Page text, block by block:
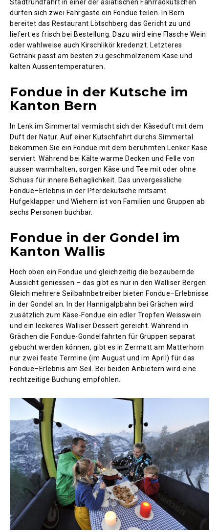
Stadtrundfahrt in einer der asiatischen Fahrradkutschen
dürfen sich zwei Fahrgäste ein Fondue teilen. In Bern
bereitet das Restaurant Lötschberg das Gericht zu und
liefert es frisch bei Bestellung. Dazu wird eine Flasche Wein
oder wahlweise auch Kirschlikör kredenzt. Letzteres
Getränk passt am besten zu geschmolzenem Käse und
kalten Aussentemperaturen.
Fondue in der Kutsche im
Kanton Bern
In Lenk im Simmertal vermischt sich der Käseduft mit dem
Duft der Natur. Auf einer Kutschfahrt durchs Simmertal
bekommen Sie ein Fondue mit dem berühmten Lenker Käse
serviert. Während bei Kälte warme Decken und Felle von
aussen warmhalten, sorgen Käse und Tee mit oder ohne
Schuss für innere Behaglichkeit. Das unvergessliche
Fondue–Erlebnis in der Pferdekutsche mitsamt
Hufgeklapper und Wiehern ist von Familien und Gruppen ab
sechs Personen buchbar.
Fondue in der Gondel im
Kanton Wallis
Hoch oben ein Fondue und gleichzeitig die bezaubernde
Aussicht geniessen – das gibt es nur in den Walliser Bergen.
Gleich mehrere Seilbahnbetreiber bieten Fondue–Erlebnisse
in der Gondel an. In der Hannigalpbahn bei Grächen wird
zusätzlich zum Käse-Fondue ein edler Tropfen Weisswein
und ein leckeres Walliser Dessert gereicht. Während in
Grächen die Fondue-Gondelfahrten für Gruppen separat
gebucht werden können, gibt es in Zermatt am Matterhorn
nur zwei feste Termine (im August und im April) für das
Fondue–Erlebnis am Seil. Bei beiden Anbietern wird eine
rechtzeitige Buchung empfohlen.